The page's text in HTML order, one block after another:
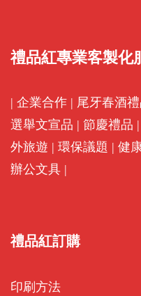
禮品紅專業客製化
| 企業合作 | 尾牙春酒
選舉文宣品 | 節慶禮品 |
外旅遊 | 環保議題 | 健
辦公文具 |
禮品紅訂購
印刷方法